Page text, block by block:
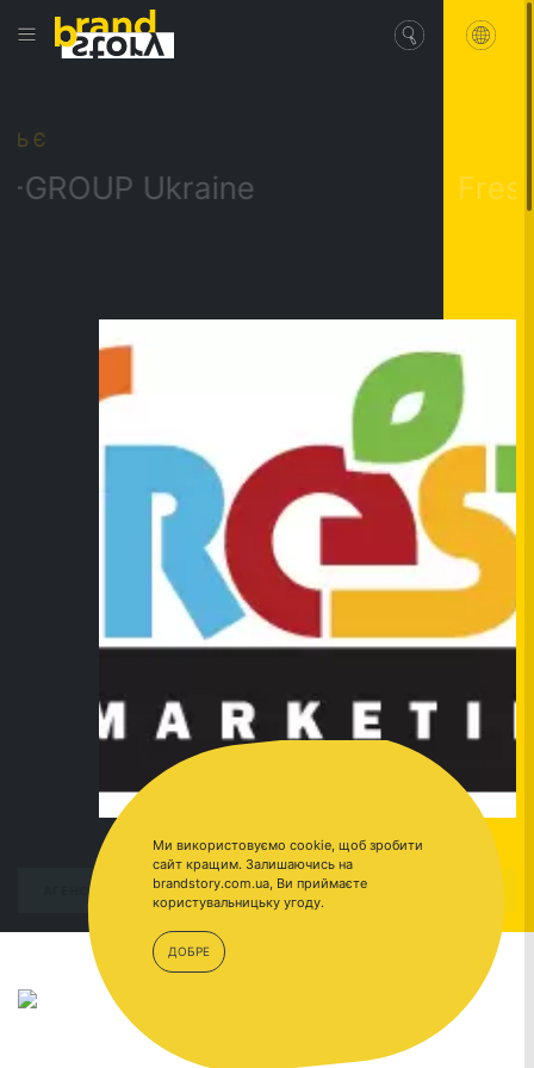
Ukraine
ПЕРЕЙТИ
Ми використовуємо cookie, щоб зробити
сайт кращим. Залишаючись на
brandstory.com.ua, Ви приймаєте
користувальницьку угоду.
ДОБРЕ